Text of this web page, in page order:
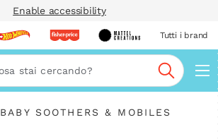
Enable accessibility
Tutti i brand
Cerca
BABY SOOTHERS & MOBILES